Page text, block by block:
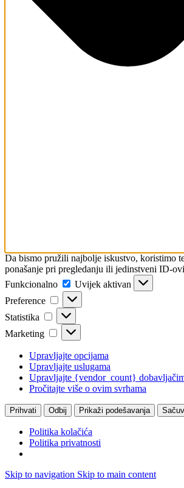
Da bismo pružili najbolje iskustvo, koristimo
ponašanje pri pregledanju ili jedinstveni ID-
Funkcionalno
Funkcionalno
Uvijek aktivan
Preference
Preference
Statistika Statistika
Marketing Marketing
Upravljajte opcijama
Upravljajte uslugama
Upravljajte {vendor_count}
Pročitajte više o ovim svrhama
Prihvati Odbij Prikaži podešavanja
Politika kolačića
Politika privatnosti
Skip to navigation Skip to main content